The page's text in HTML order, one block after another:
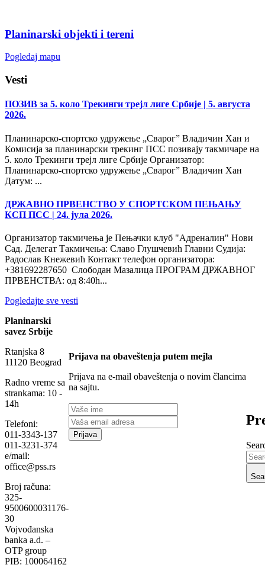
Planinarski objekti i tereni
Pogledaj mapu
Vesti
ПОЗИВ за 5. коло Трекинги трејл лиге Србије | 5. августа
2026.
Планинарско-спортско удружење „Сварог” Владичин Хан и
Комисија за планинарски трекинг ПСС позивају такмичаре на
5. коло Трекинги трејл лиге Србије Организатор:
Планинарско-спортско удружење „Сварог” Владичин Хан
Датум: ...
ДРЖАВНО ПРВЕНСТВО У СПОРТСКОМ ПЕЊАЊУ
КСП ПСС | 24. јула 2026.
Организатор такмичења је Пењачки клуб "Адреналин" Нови
Сад. Делегат Такмичења: Славо Глушчевић Главни Судија:
Радослав Кнежевић Контакт телефон организатора:
+381692287650 Слободан Мазалица ПРОГРАМ ДРЖАВНОГ
ПРВЕНСТВА: од 8:40h...
Pogledajte sve vesti
Planinarski
savez Srbije
Rtanjska 8
11120 Beograd
Radno vreme sa
strankama: 10 -
14h
Telefoni:
011-3343-137
011-3231-374
e/mail:
office@pss.rs
Broj računa:
325-
9500600031176-
30
Vojvođanska
banka a.d. –
OTP group
PIB: 100064162
Prijava na obaveštenja putem mejla
Prijava na e-mail obaveštenja o novim člancima
na sajtu.